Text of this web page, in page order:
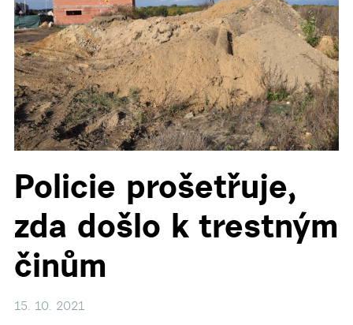
Policie prošetřuje,
zda došlo k trestným
činům
15. 10. 2021